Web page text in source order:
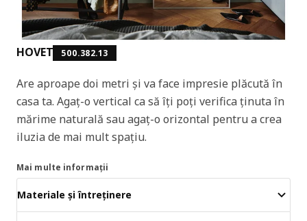
HOVET 500.382.13
Are aproape doi metri și va face impresie plăcută în
casa ta. Agaț-o vertical ca să îți poți verifica ținuta în
mărime naturală sau agaț-o orizontal pentru a crea
iluzia de mai mult spațiu.
Mai multe informații
Materiale și întreținere